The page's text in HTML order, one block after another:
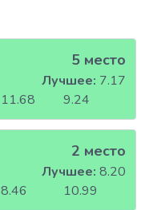
5 место
11.68 9.24
Лучшее: 7.17
2 место
8.46 10.99
Лучшее: 8.20